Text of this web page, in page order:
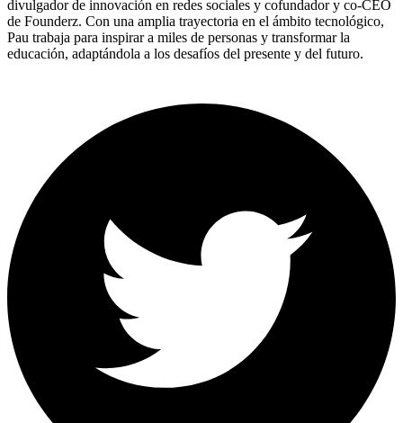
divulgador de innovación en redes sociales y cofundador y co-CEO
de Founderz. Con una amplia trayectoria en el ámbito tecnológico,
Pau trabaja para inspirar a miles de personas y transformar la
educación, adaptándola a los desafíos del presente y del futuro.